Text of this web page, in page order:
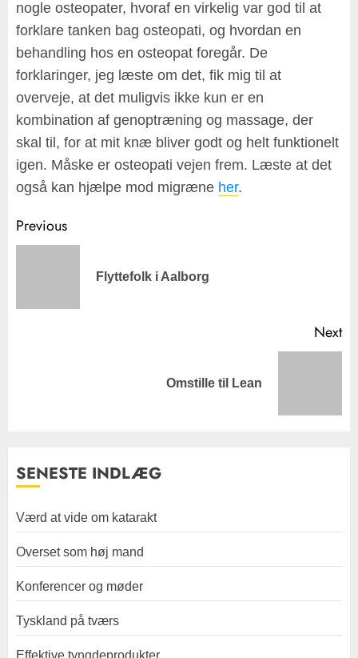
nogle osteopater, hvoraf en virkelig var god til at
forklare tanken bag osteopati, og hvordan en
behandling hos en osteopat foregår. De
forklaringer, jeg læste om det, fik mig til at
overveje, at det muligvis ikke kun er en
kombination af genoptræning og massage, der
skal til, for at mit knæ bliver godt og helt funktionelt
igen. Måske er osteopati vejen frem. Læste at det
også kan hjælpe mod migræne her.
Post
Previous
Flyttefolk i Aalborg
Next
Omstille til Lean
SENESTE INDLÆG
Værd at vide om katarakt
Overset som høj mand
Konferencer og møder
Tyskland på tværs